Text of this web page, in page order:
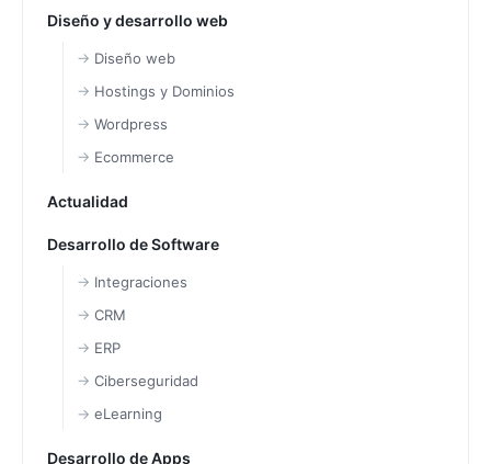
Diseño y desarrollo web
Diseño web
Hostings y Dominios
Wordpress
Ecommerce
Actualidad
Desarrollo de Software
Integraciones
CRM
ERP
Ciberseguridad
eLearning
Desarrollo de Apps